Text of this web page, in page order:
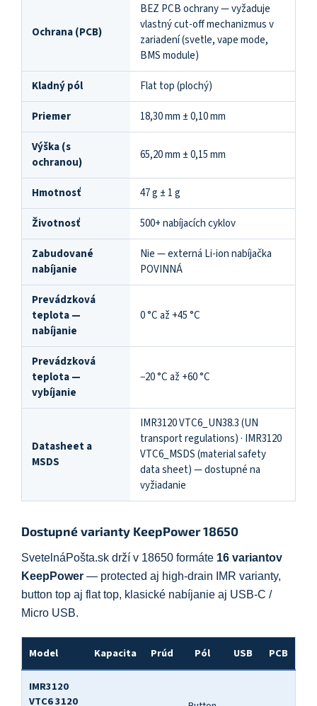
Ochrana (PCB)
BEZ PCB ochrany — vyžaduje
vlastný cut-off mechanizmus v
zariadení (svetle, vape mode,
BMS module)
Kladný pól Flat top (plochý)
Priemer 18,30 mm ± 0,10 mm
Výška (s
ochranou)
65,20 mm ± 0,15 mm
Hmotnosť 47 g ± 1 g
Životnosť 500+ nabíjacích cyklov
Zabudované
nabíjanie
Nie — externá Li-ion nabíjačka
POVINNÁ
Prevádzková
teplota —
nabíjanie
0 °C až +45 °C
Prevádzková
teplota —
vybíjanie
−20 °C až +60 °C
Datasheet a
MSDS
IMR3120 VTC6_UN38.3 (UN
transport regulations) · IMR3120
VTC6_MSDS (material safety
data sheet) — dostupné na
vyžiadanie
Dostupné varianty KeepPower 18650
SvetelnáPošta.sk drží v 18650 formáte 16 variantov
KeepPower — protected aj high-drain IMR varianty,
button top aj flat top, klasické nabíjanie aj USB-C /
Micro USB.
Model Kapacita Prúd Pól USB PCB
IMR3120
VTC6 3120